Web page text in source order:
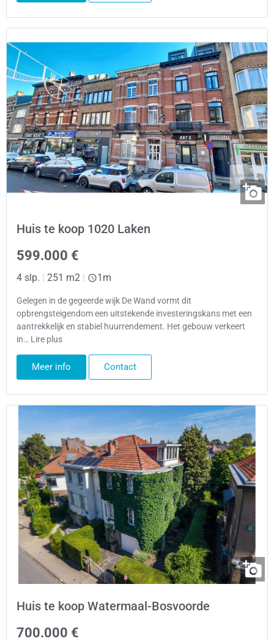
Huis te koop 1020 Laken
599.000 €
4 slp. 251 m2 1m
Gelegen in de gegeerde wijk De Wand vormt dit
opbrengsteigendom een uitstekende investeringskans met een
aantrekkelijk en stabiel huurrendement. Het gebouw verkeert
in… Lire plus
Meer info Contact
Huis te koop Watermaal-Bosvoorde
700.000 €